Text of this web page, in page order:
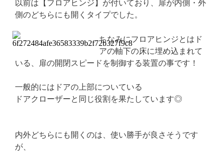
以前は【フロアヒンジ】が付いており、扉が内側・外
側のどちらにも開くタイプでした。
ちなみにフロアヒンジとはド
アの軸下の床に埋め込まれて
いる、扉の開閉スピードを制御する装置の事です！
一般的にはドアの上部についている
ドアクローザーと同じ役割を果たしています◎
内外どちらにも開くのは、使い勝手が良さそうです
が、